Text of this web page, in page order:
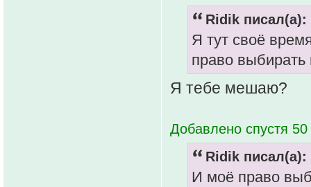
Ridik писал(а):
Я тут своё
право выбирать
Я тебе мешаю?
Добавлено спустя 50
Ridik писал(а):
И моё право